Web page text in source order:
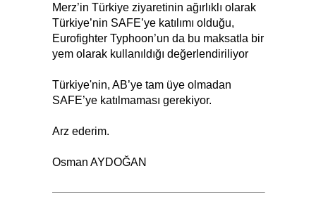
Merz’in Türkiye ziyaretinin ağırlıklı olarak
Türkiye’nin SAFE’ye katılımı olduğu,
Eurofighter Typhoon’un da bu maksatla bir
yem olarak kullanıldığı değerlendiriliyor
Türkiye'nin, AB’ye tam üye olmadan
SAFE’ye katılmaması gerekiyor.
Arz ederim.
Osman AYDOĞAN